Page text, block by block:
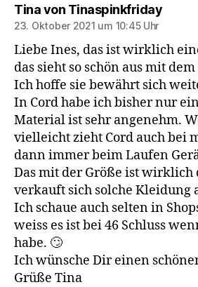
Tina von Tinaspinkfridaysagt:
23. Oktober 2021 um 10:45 Uhr
Liebe Ines, das ist wirklich
das sieht so schön aus mit
Ich hoffe sie bewährt sich
In Cord habe ich bisher nur
Material ist sehr angenehm.
vielleicht zieht Cord auch bei
dann immer beim Laufen
Das mit der Größe ist wirklich
verkauft sich solche Kleidung
Ich schaue auch selten in
weiss es ist bei 46 Schluss
habe. 🙄
Ich wünsche Dir einen
Grüße Tina